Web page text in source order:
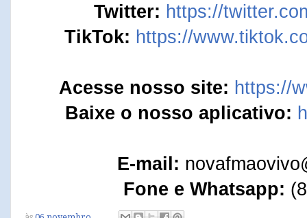
Twitter: https://
TikTok: https://
Acesse nosso site: https://
Baixe o nosso aplicativo:
E-mail:
Fone e Whatsapp: